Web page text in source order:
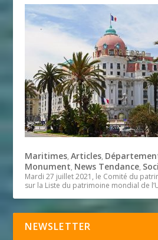
Maritimes,Articles,
Monument, News Tendance,
Mardi 27 juillet 2021, le Comité du
sur la Liste du patrimoine mondial de
NEWSLETTER